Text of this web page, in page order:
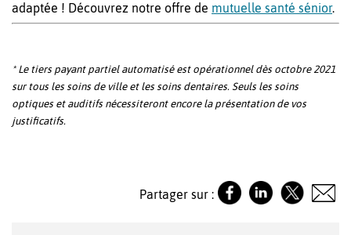
adaptée ! Découvrez notre offre de mutuelle santé sénior.
* Le tiers payant partiel automatisé est opérationnel dès octobre 2021
sur tous les soins de ville et les soins dentaires. Seuls les soins
optiques et auditifs nécessiteront encore la présentation de vos
justificatifs.
Partager sur :